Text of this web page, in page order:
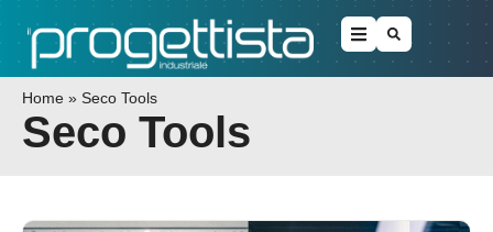
Home » Seco Tools
Seco Tools